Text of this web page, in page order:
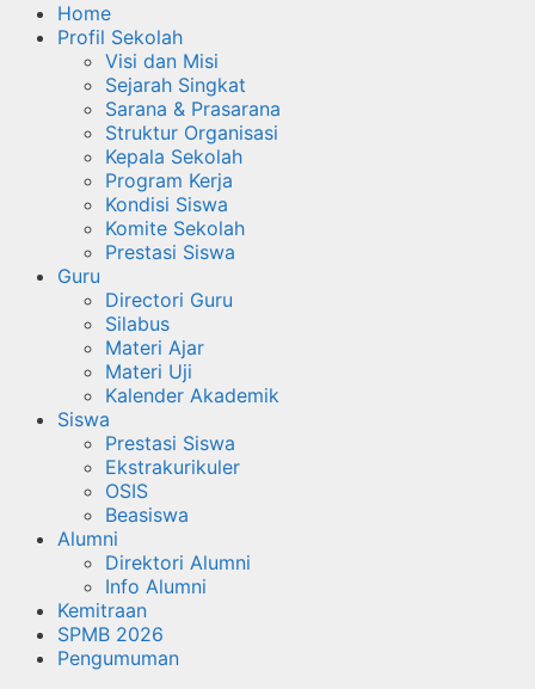
Home
Profil Sekolah
Visi dan Misi
Sejarah Singkat
Sarana & Prasarana
Struktur Organisasi
Kepala Sekolah
Program Kerja
Kondisi Siswa
Komite Sekolah
Prestasi Siswa
Guru
Directori Guru
Silabus
Materi Ajar
Materi Uji
Kalender Akademik
Siswa
Prestasi Siswa
Ekstrakurikuler
OSIS
Beasiswa
Alumni
Direktori Alumni
Info Alumni
Kemitraan
SPMB 2026
Pengumuman